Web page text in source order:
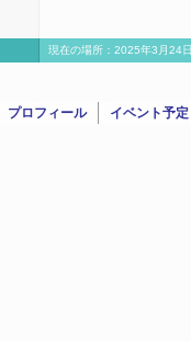
現在の場所：2025年3月24
プロフィール イベント予定